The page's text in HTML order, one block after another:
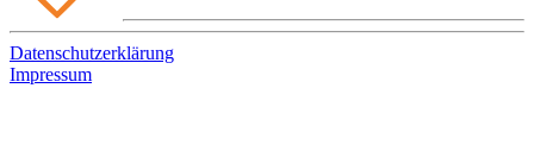
Datenschutzerklärung
Impressum